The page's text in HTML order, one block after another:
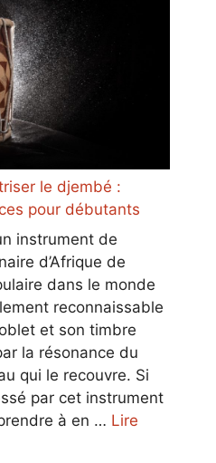
le djembé :
pour débutants
instrument de
d’Afrique de
dans le monde
reconnaissable
et son timbre
la résonance du
qui le recouvre. Si
par cet instrument
à en … Lire